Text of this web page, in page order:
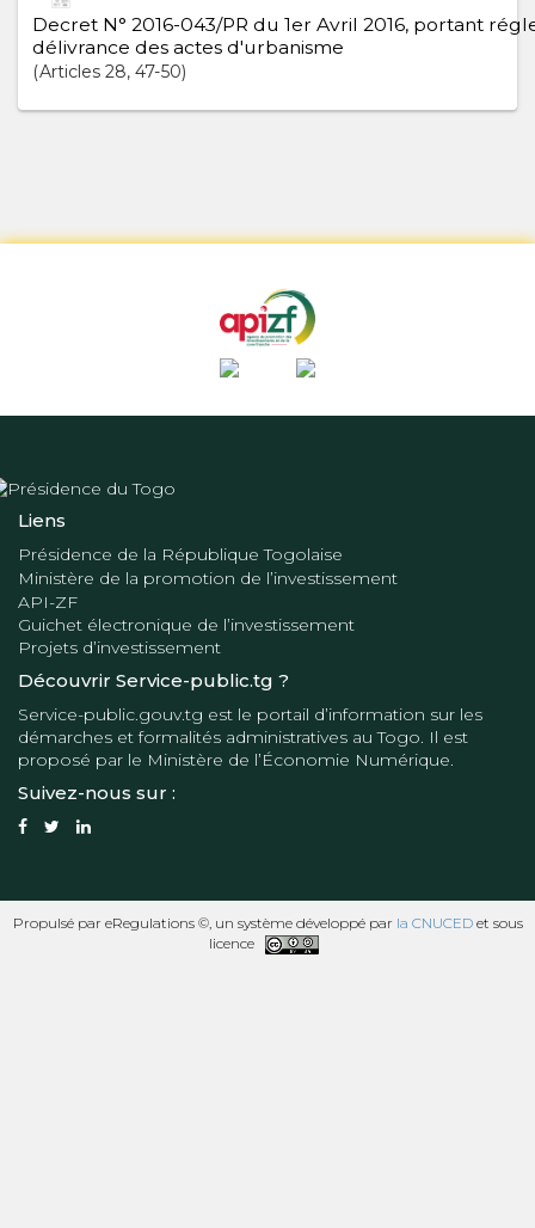
Decret N° 2016-043/PR du 1er Avril 2016, portant
délivrance des actes d'urbanisme
Articles 28, 47-50
Liens
Présidence de la République Togolaise
Ministère de la promotion de l’investissement
API-ZF
Guichet électronique de l’investissement
Projets d’investissement
Découvrir Service-public.tg ?
Service-public.gouv.tg est le portail d’information sur les
démarches et formalités administratives au Togo. Il est
proposé par le Ministère de l’Économie Numérique.
Suivez-nous sur :
Propulsé par eRegulations ©, un système développé par la CNUCEDet sous
licence